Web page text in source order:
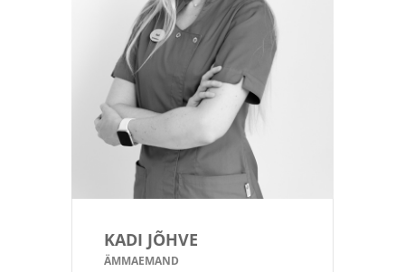
KADI JÕHVE
ÄMMAEMAND